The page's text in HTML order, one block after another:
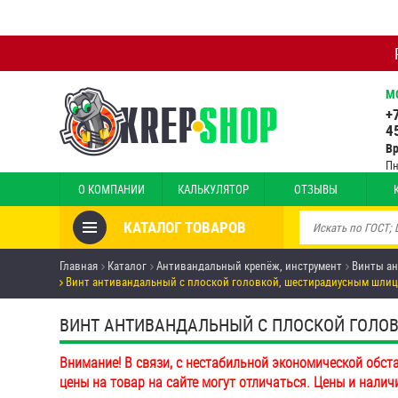
О КОМПАНИИ КАЛЬКУЛЯТОР ОТЗЫВЫ
КАТАЛОГ ТОВАРОВ
Товары со скидкой
Анкеры
Антивандальный крепёж,
инструмент
Болты и винты
Главная Каталог Антивандальный крепёж, инструмент Винты
Винт антивандальный с плоской головкой, шестирадиусным
ВИНТ АНТИВАНДАЛЬНЫЙ С ПЛОСКОЙ
Внимание! В связи, с нестабильной экономической
цены на товар на сайте могут отличаться. Цены и